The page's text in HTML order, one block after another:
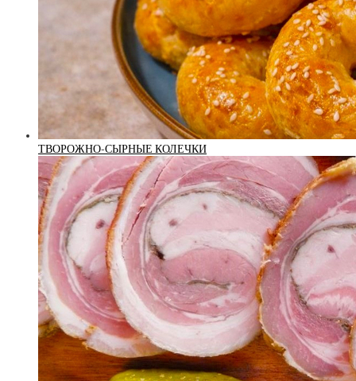
ТВОРОЖНО-СЫРНЫЕ КОЛЕЧКИ